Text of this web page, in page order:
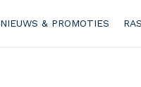
NIEUWS & PROMOTIES